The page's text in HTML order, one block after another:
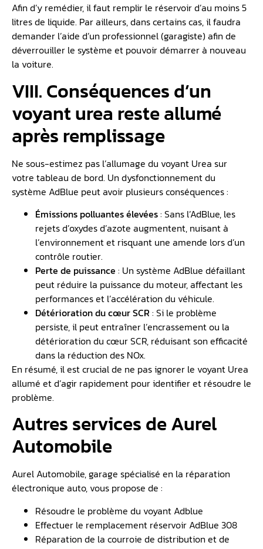
Afin d’y remédier, il faut remplir le réservoir d’au moins 5
litres de liquide. Par ailleurs, dans certains cas, il faudra
demander l’aide d’un professionnel (garagiste) afin de
déverrouiller le système et pouvoir démarrer à nouveau
la voiture.
VIII. Conséquences d’un
voyant urea reste allumé
après remplissage
Ne sous-estimez pas l’allumage du voyant Urea sur
votre tableau de bord. Un dysfonctionnement du
système AdBlue peut avoir plusieurs conséquences :
Émissions polluantes élevées: Sans l’AdBlue, les
rejets d’oxydes d’azote augmentent, nuisant à
l’environnement et risquant une amende lors d’un
contrôle routier.
Perte de puissance : Un système AdBlue défaillant
peut réduire la puissance du moteur, affectant les
performances et l’accélération du véhicule.
Détérioration du cœur SCR : Si le problème
persiste, il peut entraîner l’encrassement ou la
détérioration du cœur SCR, réduisant son efficacité
dans la réduction des NOx.
En résumé, il est crucial de ne pas ignorer le voyant Urea
allumé et d’agir rapidement pour identifier et résoudre le
problème.
Autres services de Aurel
Automobile
Aurel Automobile, garage spécialisé en la réparation
électronique auto, vous propose de :
Résoudre le problème du voyant Adblue
Effectuer le remplacement réservoir AdBlue 308
Réparation de la courroie de distribution et de